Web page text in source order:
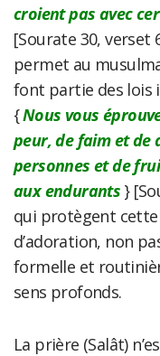
croient pas avec
[Sourate 30, verset
permet au
font partie des lois
{Nous vous
peur, de faim et de
personnes et de
aux endurants }
qui protègent
d’adoration, non
formelle et
sens profonds.
La prière (Salât)